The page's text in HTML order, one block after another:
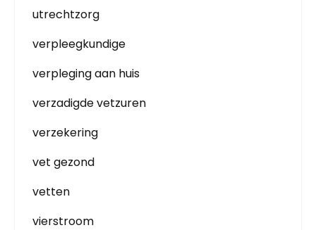
utrechtzorg
verpleegkundige
verpleging aan huis
verzadigde vetzuren
verzekering
vet gezond
vetten
vierstroom